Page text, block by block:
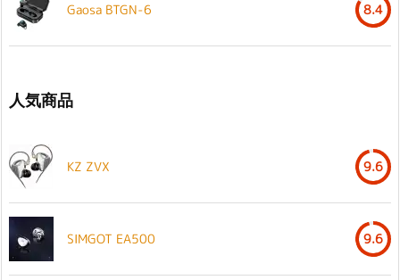
Gaosa BTGN-6 8.4
人気商品
KZ ZVX 9.6
SIMGOT EA500 9.6